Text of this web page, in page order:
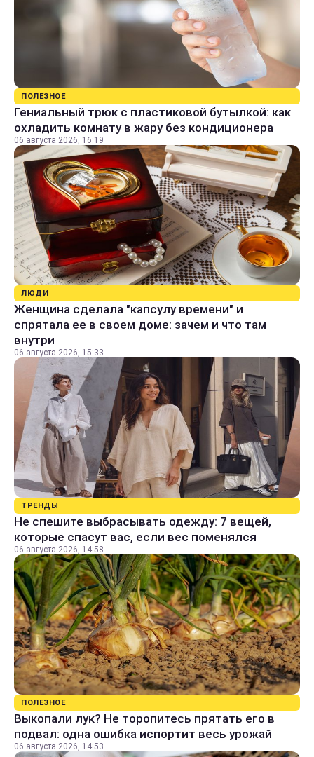
ПОЛЕЗНОЕ
Гениальный трюк с пластиковой бутылкой: как
охладить комнату в жару без кондиционера
06 августа 2026, 16:19
ЛЮДИ
Женщина сделала "капсулу времени" и
спрятала ее в своем доме: зачем и что там
внутри
06 августа 2026, 15:33
ТРЕНДЫ
Не спешите выбрасывать одежду: 7 вещей,
которые спасут вас, если вес поменялся
06 августа 2026, 14:58
ПОЛЕЗНОЕ
Выкопали лук? Не торопитесь прятать его в
подвал: одна ошибка испортит весь урожай
06 августа 2026, 14:53